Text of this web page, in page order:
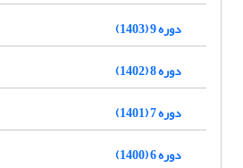
دوره 9 (1403)
دوره 8 (1402)
دوره 7 (1401)
دوره 6 (1400)